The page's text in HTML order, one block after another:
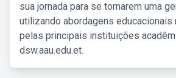
sua jornada para se tornarem uma
utilizando abordagens educacionais
pelas principais instituições
dsw.aau.edu.et.